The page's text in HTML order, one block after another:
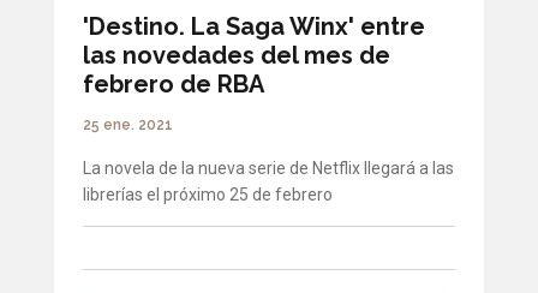
'Destino. La Saga Winx' entre
las novedades del mes de
febrero de RBA
25 ene. 2021
La novela de la nueva serie de Netflix llegará a las
librerías el próximo 25 de febrero